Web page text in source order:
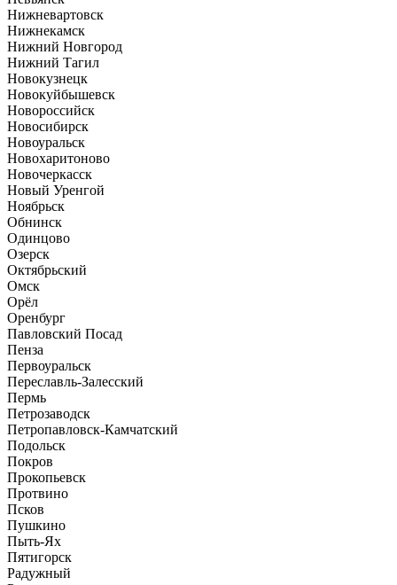
Нижневартовск
Нижнекамск
Нижний Новгород
Нижний Тагил
Новокузнецк
Новокуйбышевск
Новороссийск
Новосибирск
Новоуральск
Новохаритоново
Новочеркасск
Новый Уренгой
Ноябрьск
Обнинск
Одинцово
Озерск
Октябрьский
Омск
Орёл
Оренбург
Павловский Посад
Пенза
Первоуральск
Переславль-Залесский
Пермь
Петрозаводск
Петропавловск-Камчатский
Подольск
Покров
Прокопьевск
Протвино
Псков
Пушкино
Пыть-Ях
Пятигорск
Радужный